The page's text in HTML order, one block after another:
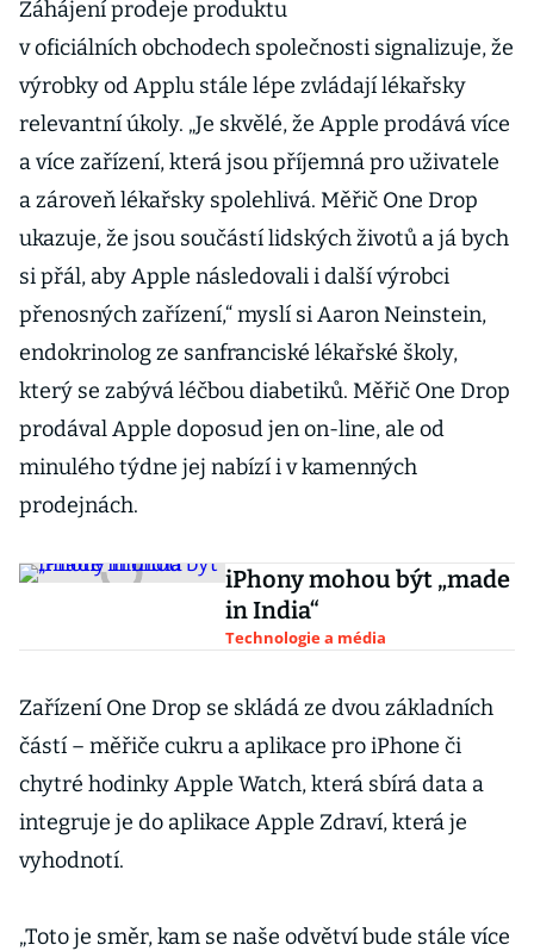
Záhájení prodeje produktu
v oficiálních obchodech společnosti signalizuje, že
výrobky od Applu stále lépe zvládají lékařsky
relevantní úkoly. „Je skvělé, že Apple prodává více
a více zařízení, která jsou příjemná pro uživatele
a zároveň lékařsky spolehlivá. Měřič One Drop
ukazuje, že jsou součástí lidských životů a já bych
si přál, aby Apple následovali i další výrobci
přenosných zařízení,“ myslí si Aaron Neinstein,
endokrinolog ze sanfranciské lékařské školy,
který se zabývá léčbou diabetiků. Měřič One Drop
prodával Apple doposud jen on-line, ale od
minulého týdne jej nabízí i v kamenných
prodejnách.
iPhony mohou být „made
in India“
Technologie a média
Zařízení One Drop se skládá ze dvou základních
částí – měřiče cukru a aplikace pro iPhone či
chytré hodinky Apple Watch, která sbírá data a
integruje je do aplikace Apple Zdraví, která je
vyhodnotí.
„Toto je směr, kam se naše odvětví bude stále více